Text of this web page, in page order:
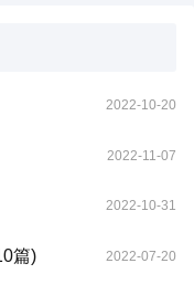
2022-10-20
2022-11-07
2022-10-31
篇) 2022-07-20